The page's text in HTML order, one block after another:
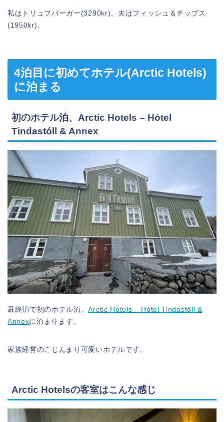
私はトリュフバーガー(3290kr)、夫はフィッシュ＆チップス
(1950kr)。
4泊目に初めてホテル(Arctic Hotels)
に泊まる
初のホテル泊、Arctic Hotels – Hótel
Tindastóll & Annex
最終泊で初のホテル泊。Arctic Hotels – Hótel Tindastóll &
Annexに泊まります。
家族経営のこじんまり可愛いホテルです。
Arctic Hotelsの客室はこんな感じ